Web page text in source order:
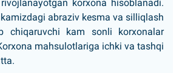
korxona hisoblanadi.
abraziv kesma va silliqlash
chiqaruvchi kam sonli korxonalar
mahsulotlariga ichki va tashqi